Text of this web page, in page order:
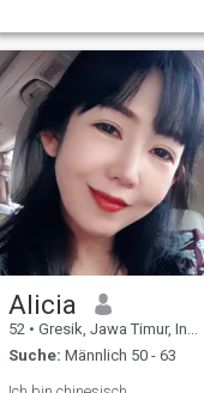
view to the future, firm on
decisi
Alicia
52 • Gresik, Jawa Timur, Indonesien
Suche: Männlich 50 - 63